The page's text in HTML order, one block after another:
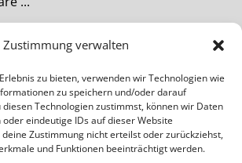
Zustimmung verwalten
zu bieten, verwenden wir Technologien wie
zu speichern und/oder darauf
Technologien zustimmst, können wir Daten
eindeutige IDs auf dieser Website
Zustimmung nicht erteilst oder zurückziehst,
und Funktionen beeinträchtigt werden.
ZEBAU GMBH